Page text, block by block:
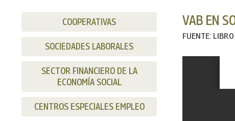
COOPERATIVAS
SOCIEDADES LABORALES
SECTOR FINANCIERO DE LA
ECONOMÍA SOCIAL
CENTROS ESPECIALES EMPLEO
VAB EN
FUENTE: